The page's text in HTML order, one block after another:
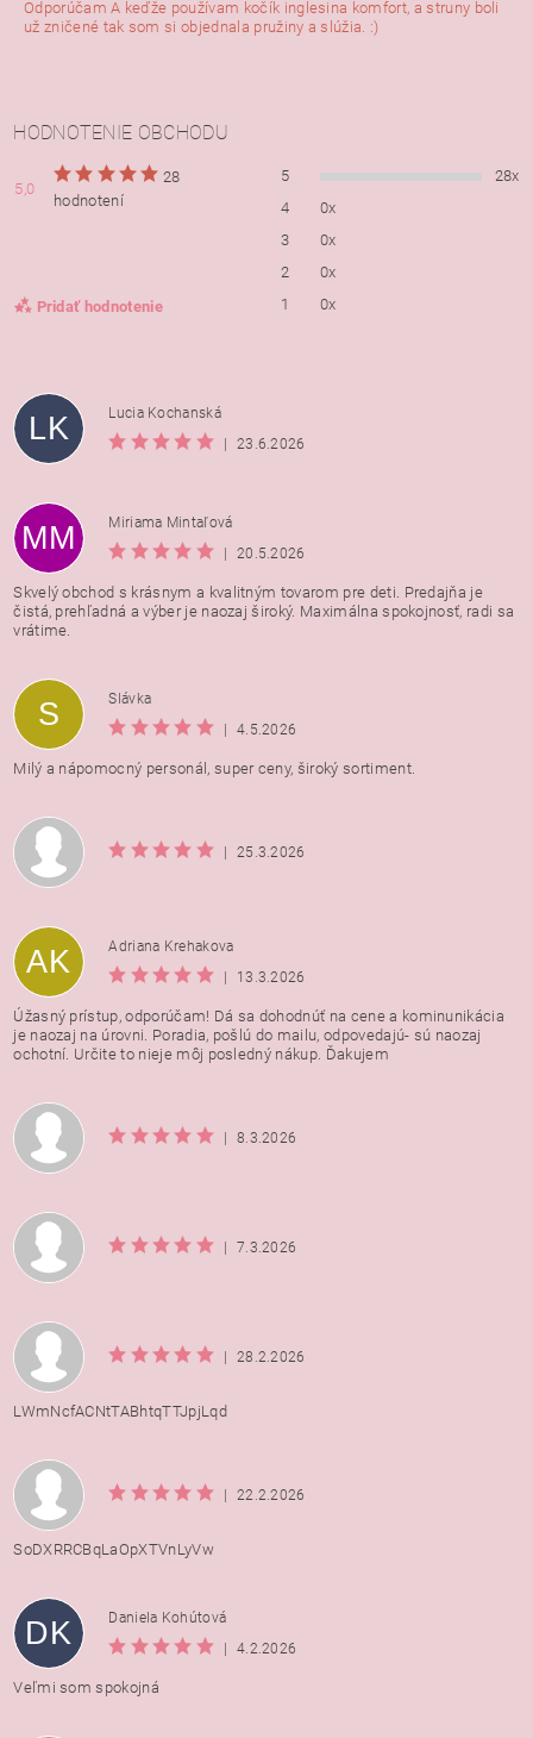
Odporúčam A keďže používam kočík inglesina komfort, a struny boli
už zničené tak som si objednala pružiny a slúžia. :)
HODNOTENIE OBCHODU
5,0
28
hodnotení
Pridať hodnotenie
5
28x
4
0x
3
0x
2
0x
1
0x
Vložením hodnotenie súhlasíte s
osobných údajov
LK
Lucia Kochanská
23.6.2026
MM
Miriama Mintaľová
20.5.2026
Skvelý obchod s krásnym a kvalitným tovarom pre deti. Predajňa je
čistá, prehľadná a výber je naozaj široký. Maximálna spokojnosť, radi sa
vrátime.
S
Slávka
4.5.2026
Milý a nápomocný personál, super ceny, široký sortiment.
25.3.2026
AK
Adriana Krehakova
13.3.2026
Úžasný prístup, odporúčam! Dá sa dohodnúť na cene a kominunikácia
je naozaj na úrovni. Poradia, pošlú do mailu, odpovedajú- sú naozaj
ochotní. Určite to nieje môj posledný nákup. Ďakujem
8.3.2026
7.3.2026
28.2.2026
LWmNcfACNtTABhtqTTJpjLqd
22.2.2026
SoDXRRCBqLaOpXTVnLyVw
DK
Daniela Kohútová
4.2.2026
Veľmi som spokojná